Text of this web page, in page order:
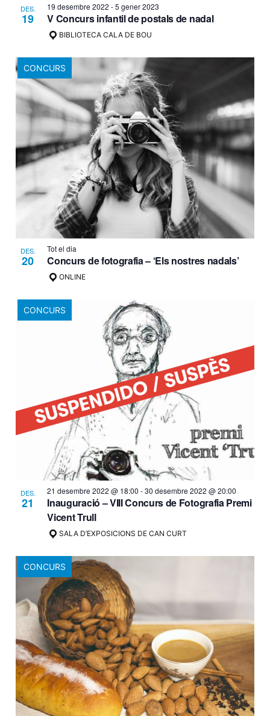
DES.
19
19 desembre 2022 -5 gener 2023
V Concurs infantil de postals de nadal
BIBLIOTECA CALA DE BOU
CONCURS
DES.
20
Tot el dia
Concurs de fotografia – ‘Els nostres nadals’
ONLINE
CONCURS
DES.
21
21 desembre 2022 @ 18:00 -30 desembre 2022 @ 20:00
Inauguració – VIII Concurs de Fotografia Premi
Vicent Trull
SALA D’EXPOSICIONS DE CAN CURT
CONCURS